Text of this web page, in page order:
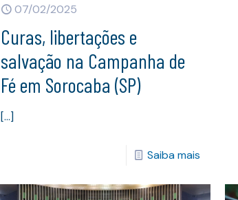
07/02/2025
Curas, libertações e
salvação na Campanha de
Fé em Sorocaba (SP)
[…]
Saiba mais